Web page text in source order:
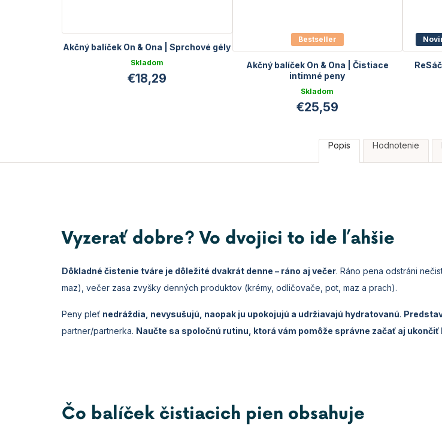
Akčný balíček On & Ona | Sprchové gély
Skladom
€18,29
Bestseller
Akčný balíček On & Ona | Čistiace
intimné peny
Skladom
€25,59
Popis Hodnotenie
Vyzerať dobre? Vo dvojici to ide ľahšie
Dôkladné čistenie tváre je dôležité dvakrát denne – ráno aj večer. Ráno pena odstráni
maz), večer zasa zvyšky denných produktov (krémy, odličovače, pot, maz a prach).
Peny pleť nedráždia, nevysušujú, naopak ju upokojujú a udržiavajú hydratovanú.
partner/partnerka. Naučte sa spoločnú rutinu, ktorá vám pomôže správne začať aj ukončiť
Čo balíček čistiacich pien obsahuje